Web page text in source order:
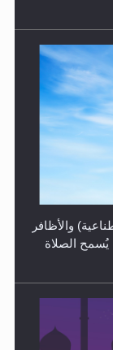
الأمن
والأظافر
يُسمح الصلاة